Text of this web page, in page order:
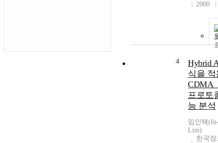
2000
4
Hybrid
식을 적
프로토
능 분석
임인택
Lim)
한국